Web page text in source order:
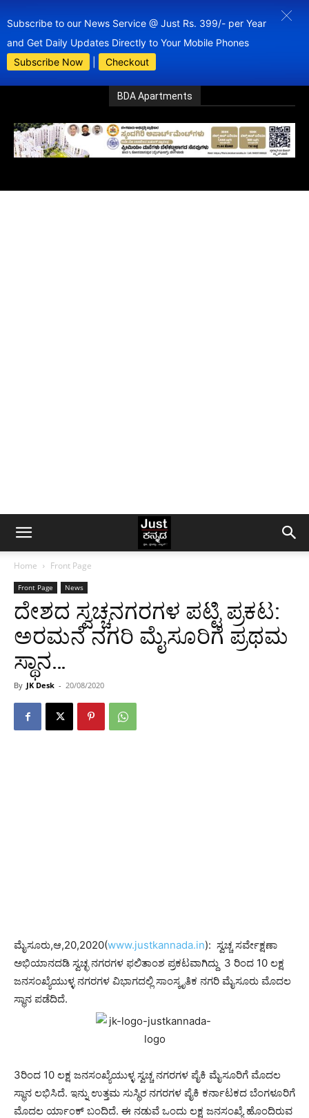
Subscribe to our News Service @ Just Rs. 399/- per Year
and Get Daily Updates Directly to Your Mobile Phones
Subscribe Now
Checkout
BDA Apartments
Home Front Page
Front Page News
ದೇಶದ ಸ್ವಚ್ಚನಗರಗಳ ಪಟ್ಟಿ ಪ್ರಕಟ:
ಅರಮನೆ ನಗರಿ ಮೈಸೂರಿಗೆ ಪ್ರಥಮ
ಸ್ಥಾನ…
By JK Desk - 20/08/2020
ಮೈಸೂರು,ಆ,20,2020(www.justkannada.in): ಸ್ವಚ್ಚ ಸರ್ವೇಕ್ಷಣಾ
ಅಭಿಯಾನದಡಿ ಸ್ವಚ್ಛ ನಗರಗಳ ಫಲಿತಾಂಶ ಪ್ರಕಟವಾಗಿದ್ದು 3 ರಿಂದ 10 ಲಕ್ಷ
ಜನಸಂಖ್ಯೆಯುಳ್ಳ ನಗರಗಳ ವಿಭಾಗದಲ್ಲಿ ಸಾಂಸ್ಕೃತಿಕ ನಗರಿ ಮೈಸೂರು ಮೊದಲ
ಸ್ಥಾನ ಪಡೆದಿದೆ.
3ರಿಂದ 10 ಲಕ್ಷ ಜನಸಂಖ್ಯೆಯುಳ್ಳ ಸ್ವಚ್ಚ ನಗರಗಳ ಪೈಕಿ ಮೈಸೂರಿಗೆ ಮೊದಲ
ಸ್ಥಾನ ಲಭಿಸಿದೆ. ಇನ್ನು ಉತ್ತಮ ಸುಸ್ಥಿರ ನಗರಗಳ ಪೈಕಿ ಕರ್ನಾಟಕದ ಬೆಂಗಳೂರಿಗೆ
ಮೊದಲ ರ್ಯಾಂಕ್ ಬಂದಿದೆ. ಈ ನಡುವೆ ಒಂದು ಲಕ್ಷ ಜನಸಂಖ್ಯೆ ಹೊಂದಿರುವ